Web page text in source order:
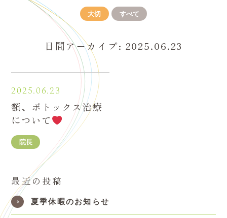
大切 すべて
日間アーカイブ: 2025.06.23
2025.06.23
額、ボトックス治療
について
院長
最近の投稿
夏季休暇のお知らせ